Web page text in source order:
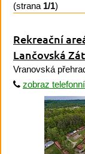
(strana 1/1)
Rekreační
Lančovská
Vranovská
zobraz